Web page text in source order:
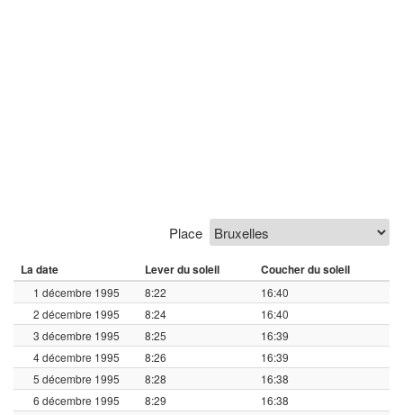
Place
La date Lever du soleil Coucher du soleil
1 décembre 1995 8:22
16:40
2 décembre 1995
8:24
16:40
3 décembre 1995
8:25
16:39
4 décembre 1995
8:26
16:39
5 décembre 1995
8:28
16:38
6 décembre 1995
8:29
16:38